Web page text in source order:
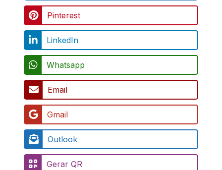
Pinterest
LinkedIn
Whatsapp
Email
Gmail
Outlook
Gerar QR